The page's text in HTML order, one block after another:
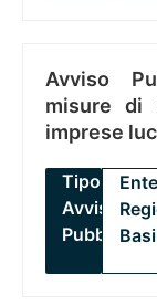
Avviso
misure di
imprese
Tipo:
Avviso
Pubblico